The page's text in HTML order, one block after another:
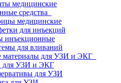
медицинские
средства
медицинские
для инъекций
инъекционные
для вливаний
материалы для УЗИ и ЭКГ
для УЗИ и ЭКГ
для УЗИ